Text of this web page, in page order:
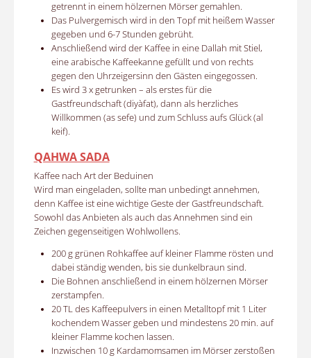
getrennt in einem hölzernen Mörser gemahlen.
Das Pulvergemisch wird in den Topf mit heißem Wasser
gegeben und 6-7 Stunden gebrüht.
Anschließend wird der Kaffee in eine Dallah mit Stiel,
eine arabische Kaffeekanne gefüllt und von rechts
gegen den Uhrzeigersinn den Gästen eingegossen.
Es wird 3 x getrunken – als erstes für die
Gastfreundschaft (diyàfat), dann als herzliches
Willkommen (as sefe) und zum Schluss aufs Glück (al
keif).
QAHWA SADA
Kaffee nach Art der Beduinen
Wird man eingeladen, sollte man unbedingt annehmen,
denn Kaffee ist eine wichtige Geste der Gastfreundschaft.
Sowohl das Anbieten als auch das Annehmen sind ein
Zeichen gegenseitigen Wohlwollens.
200 g grünen Rohkaffee auf kleiner Flamme rösten und
dabei ständig wenden, bis sie dunkelbraun sind.
Die Bohnen anschließend in einem hölzernen Mörser
zerstampfen.
20 TL des Kaffeepulvers in einen Metalltopf mit 1 Liter
kochendem Wasser geben und mindestens 20 min. auf
kleiner Flamme kochen lassen.
Inzwischen 10 g Kardamomsamen im Mörser zerstoßen